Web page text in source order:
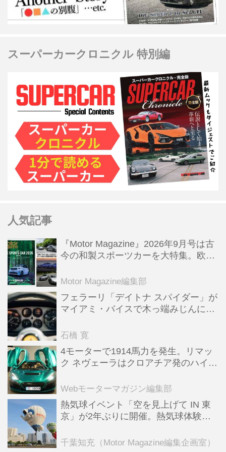
スーパーカークロニクル 特別編
人気記事
『Motor Magazine』2026年9月号は古
今の和製スポーツカーを大特集。欧州
Motor Magazine編集部
フェラーリ「デイトナ スパイダー」が
マイアミ・バイスで木っ端みじんにな
石橋 寛
4モーターで1914馬力を発生。リマッ
ク ネヴェーラはクロアチア発のハイパ
全版／115】
Webモーターマガジン編集部
熱気球イベント「空を見上げて IN 東
京」が2年ぶりに開催。熱気球体験搭
ンテンツも
千葉知充（Motor Magazine編集企画室）